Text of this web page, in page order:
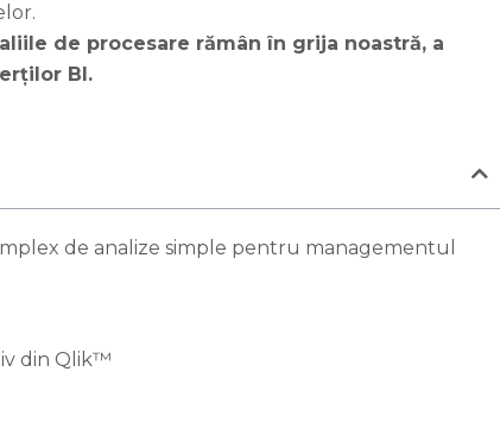
de procesare rămân în grija noastră, a
BI.
de analize simple pentru managementul
din Qlik™